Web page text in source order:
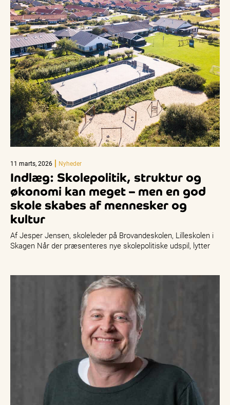
11 marts, 2026 Nyheder
Indlæg: Skolepolitik, struktur og
økonomi kan meget – men en god
skole skabes af mennesker og
kultur
Af Jesper Jensen, skoleleder på Brovandeskolen, Lilleskolen i
Skagen Når der præsenteres nye skolepolitiske udspil, lytter